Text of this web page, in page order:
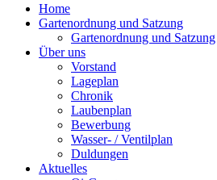
Home
Gartenordnung und Satzung
Gartenordnung und Satzung
Über uns
Vorstand
Lageplan
Chronik
Laubenplan
Bewerbung
Wasser- / Ventilplan
Duldungen
Aktuelles